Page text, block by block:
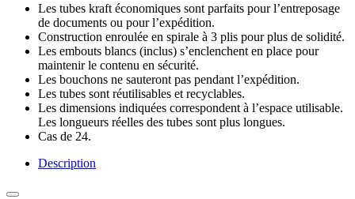
Les tubes kraft économiques sont parfaits pour l’entreposage
de documents ou pour l’expédition.
Construction enroulée en spirale à 3 plis pour plus de solidité.
Les embouts blancs (inclus) s’enclenchent en place pour
maintenir le contenu en sécurité.
Les bouchons ne sauteront pas pendant l’expédition.
Les tubes sont réutilisables et recyclables.
Les dimensions indiquées correspondent à l’espace utilisable.
Les longueurs réelles des tubes sont plus longues.
Cas de 24.
Description